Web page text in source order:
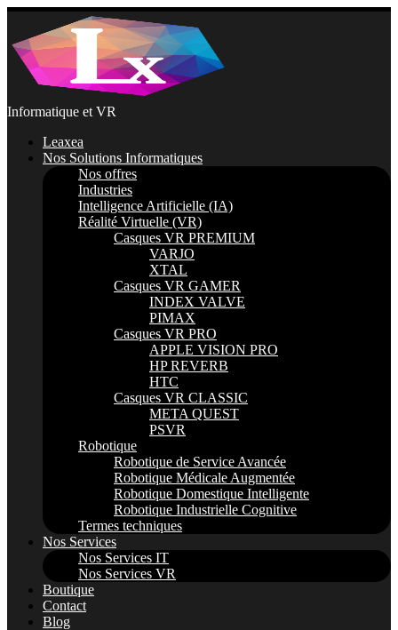
Passer
contenu
Informatique et VR
Leaxea
Nos Solutions Informatiques
Nos offres
Industries
Intelligence Artificielle (IA)
Réalité Virtuelle (VR)
Casques VR PREMIUM
VARJO
XTAL
Casques VR GAMER
INDEX VALVE
PIMAX
Casques VR PRO
APPLE VISION PRO
HP REVERB
HTC
Casques VR CLASSIC
META QUEST
PSVR
Robotique
Robotique de Service Avancée
Robotique Médicale Augmentée
Robotique Domestique Intelligente
Robotique Industrielle Cognitive
Termes techniques
Nos Services
Nos Services IT
Nos Services VR
Boutique
Contact
Blog